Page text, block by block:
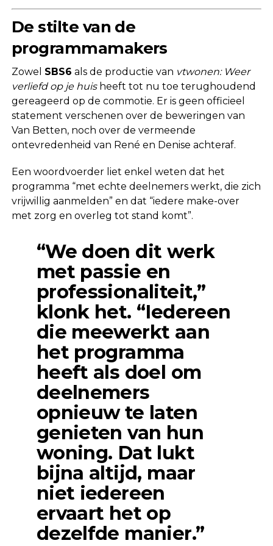
De stilte van de
programmamakers
Zowel SBS6 als de productie van vtwonen: Weer
verliefd op je huisheeft tot nu toe terughoudend
gereageerd op de commotie. Er is geen officieel
statement verschenen over de beweringen van
Van Betten, noch over de vermeende
ontevredenheid van René en Denise achteraf.
Een woordvoerder liet enkel weten dat het
programma “met echte deelnemers werkt, die zich
vrijwillig aanmelden” en dat “iedere make-over
met zorg en overleg tot stand komt”.
“We doen dit werk
met passie en
professionaliteit,”
klonk het. “Iedereen
die meewerkt aan
het programma
heeft als doel om
deelnemers
opnieuw te laten
genieten van hun
woning. Dat lukt
bijna altijd, maar
niet iedereen
ervaart het op
dezelfde manier.”